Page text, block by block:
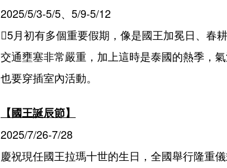
2025/5/3-5/5、5/9-5/12
5月初有多個重要假期，像是國王加冕日、春
交通壅塞非常嚴重，加上這時是泰國的熱季，
也要穿插室內活動。
【國王誕辰節】
2025/7/26-7/28
慶祝現任國王拉瑪十世的生日，全國舉行隆重